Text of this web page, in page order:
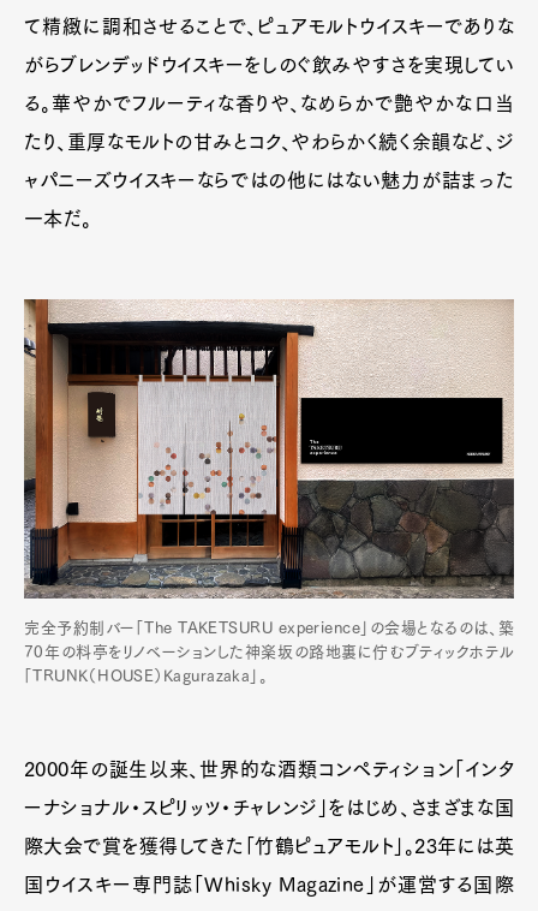
て精緻に調和させることで、ピュアモルトウイスキーでありな
がらブレンデッドウイスキーをしのぐ飲みやすさを実現してい
る。華やかでフルーティな香りや、なめらかで艶やかな口当
たり、重厚なモルトの甘みとコク、やわらかく続く余韻など、ジ
ャパニーズウイスキーならではの他にはない魅力が詰まった
一本だ。
完全予約制バー「The TAKETSURU experience」の会場となるのは、築
70年の料亭をリノベーションした神楽坂の路地裏に佇むブティックホテル
「TRUNK（HOUSE）Kagurazaka」。
2000年の誕生以来、世界的な酒類コンペティション「インタ
ーナショナル・スピリッツ・チャレンジ」をはじめ、さまざまな国
際大会で賞を獲得してきた「竹鶴ピュアモルト」。23年には英
国ウイスキー専門誌「Whisky Magazine」が運営する国際